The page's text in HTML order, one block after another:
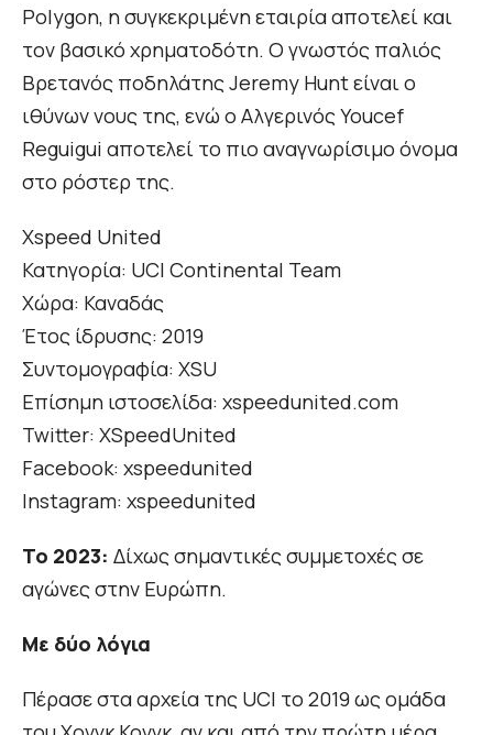
Polygon, η συγκεκριμένη εταιρία αποτελεί και
τον βασικό χρηματοδότη. O γνωστός παλιός
Βρετανός ποδηλάτης Jeremy Hunt είναι ο
ιθύνων νους της, ενώ ο Αλγερινός Youcef
Reguigui αποτελεί το πιο αναγνωρίσιμο όνομα
στο ρόστερ της.
Xspeed United
Κατηγορία: UCI Continental Team
Χώρα: Καναδάς
Έτος ίδρυσης: 2019
Συντομογραφία: XSU
Επίσημη ιστοσελίδα: xspeedunited.com
Twitter: XSpeedUnited
Facebook: xspeedunited
Instagram: xspeedunited
Το 2023: Δίχως σημαντικές συμμετοχές σε
αγώνες στην Ευρώπη.
Με δύο λόγια
Πέρασε στα αρχεία της UCI το 2019 ως ομάδα